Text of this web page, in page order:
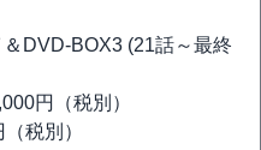
DVD-BOX3 (21話～最終
円（税別）
税別）